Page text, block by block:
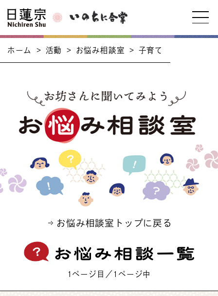
ホーム > 活動 > お悩み相談室 > 子育て
お悩み相談室トップに戻る
1ページ目／1ページ中